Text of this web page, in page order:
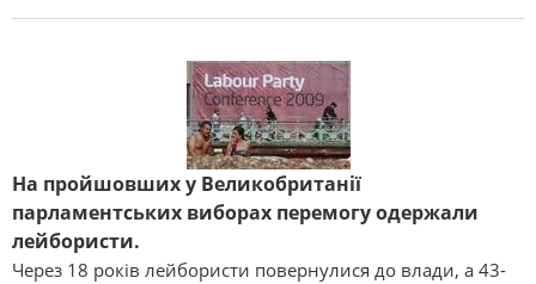
На пройшовших у Великобританії
парламентських виборах перемогу одержали
лейбористи.
Через 18 років лейбористи повернулися до влади, а 43-